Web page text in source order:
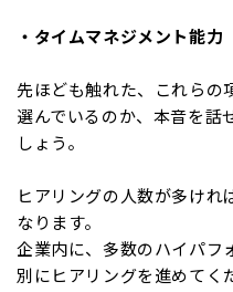
・タイムマネジメント能力
先ほども触れた、これらの
選んでいるのか、本音を話
しょう。
ヒアリングの人数が多けれ
なります。
企業内に、多数のハイパフ
別にヒアリングを進めてく